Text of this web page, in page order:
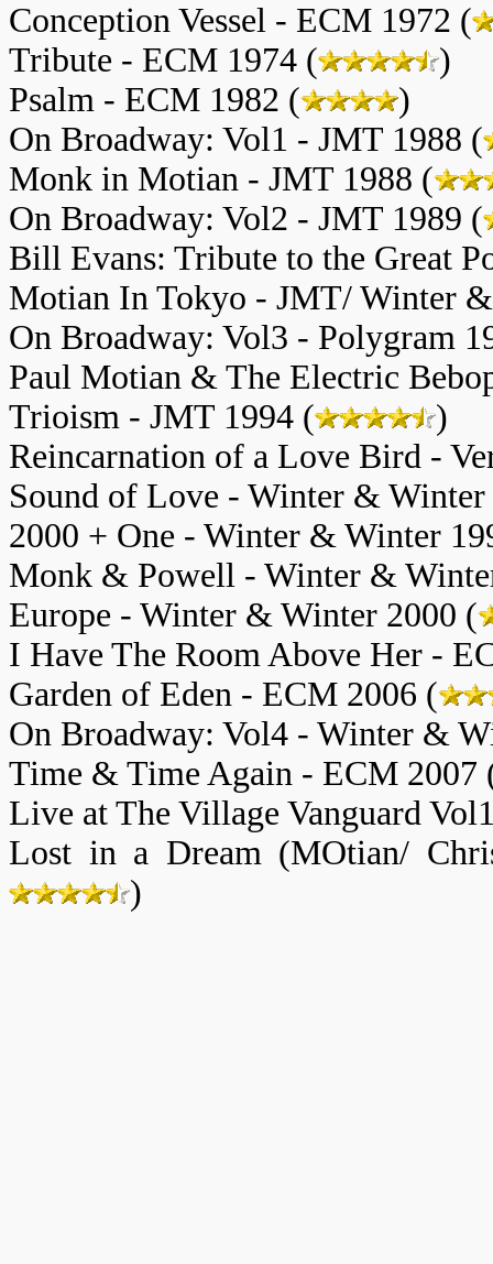
Conception Vessel - ECM 1972 (
Tribute - ECM 1974 (
)
Psalm - ECM 1982 (
)
On Broadway: Vol1 - JMT 1988 (
Monk in Motian - JMT 1988 (
On Broadway: Vol2 - JMT 1989 (
Bill Evans: Tribute to the Great
Motian In Tokyo - JMT/ Winter
On Broadway: Vol3 - Polygram
Paul Motian & The Electric
Trioism - JMT 1994 (
)
Reincarnation of a Love Bird -
Sound of Love - Winter & Winter
2000 + One - Winter & Winter
Monk & Powell - Winter &
Europe - Winter & Winter 2000 (
I Have The Room Above Her -
Garden of Eden - ECM 2006 (
On Broadway: Vol4 - Winter &
Time & Time Again - ECM 2007
Live at The Village Vanguard
Lost in a Dream (MOtian/
)